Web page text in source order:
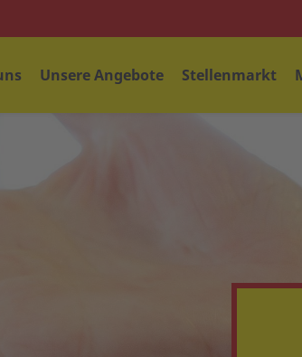
Unsere Angebote Stellenmarkt